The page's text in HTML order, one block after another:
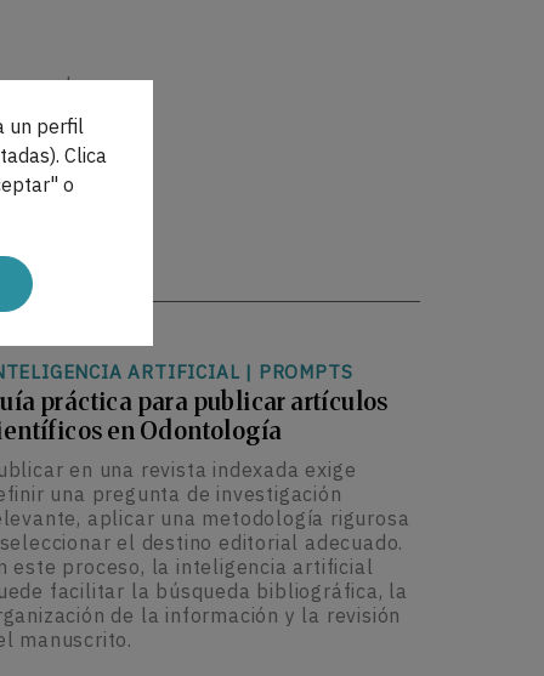
en el
ARTIFICIAL | PROMPTS
práctica para publicar artículos
en Odontología
en una revista indexada exige
una pregunta de investigación
aplicar una metodología rigurosa
el destino editorial adecuado.
este proceso, la inteligencia artificial
facilitar la búsqueda bibliográfica, la
de la información y la revisión
manuscrito.
un perfil
Clica
o